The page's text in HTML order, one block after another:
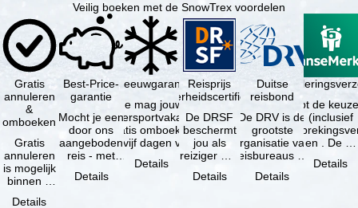
Veilig boeken met de SnowTrex voordelen
Gratis
annuleren
&
omboeken
Gratis
annuleren
is mogelijk
binnen 5
Details
Best-Price-
garantie
Mocht je een
door ons
aangeboden
reis - met
beschikbaarheid
Details
Sneeuwgarantie
Je mag jouw
wintersportvakantie
gratis omboeken
als vijf dagen voor
Details
Reisprijs
zekerheidscertificaat
De DRSF
beschermt
jou als
reiziger met
pakketreis
Details
Duitse
reisbond
De DRV is de
grootste
organisatie van
reisbureaus en
in Duitsland. …
Details
Je hebt de
(inclusief
en . De …
Details